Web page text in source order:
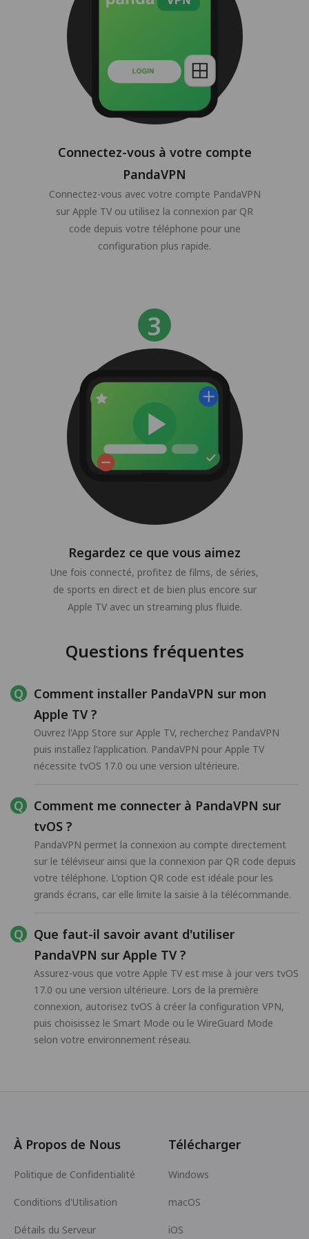
Connectez-vous à votre compte
PandaVPN
Connectez-vous avec votre compte PandaVPN
sur Apple TV ou utilisez la connexion par QR
code depuis votre téléphone pour une
configuration plus rapide.
Regardez ce que vous aimez
Une fois connecté, profitez de films, de séries,
de sports en direct et de bien plus encore sur
Apple TV avec un streaming plus fluide.
Questions fréquentes
Comment installer PandaVPN sur mon
Apple TV ?
Ouvrez l'App Store sur Apple TV, recherchez PandaVPN
puis installez l'application. PandaVPN pour Apple TV
nécessite tvOS 17.0 ou une version ultérieure.
Comment me connecter à PandaVPN sur
tvOS ?
PandaVPN permet la connexion au compte directement
sur le téléviseur ainsi que la connexion par QR code depuis
votre téléphone. L'option QR code est idéale pour les
grands écrans, car elle limite la saisie à la télécommande.
Que faut-il savoir avant d'utiliser
PandaVPN sur Apple TV ?
Assurez-vous que votre Apple TV est mise à jour vers tvOS
17.0 ou une version ultérieure. Lors de la première
connexion, autorisez tvOS à créer la configuration VPN,
puis choisissez le Smart Mode ou le WireGuard Mode
selon votre environnement réseau.
À Propos de Nous
Politique de Confidentialité
Conditions d'Utilisation
Détails du Serveur
Télécharger
Windows
macOS
iOS